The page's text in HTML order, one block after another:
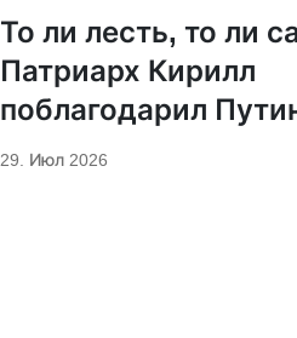
То ли лесть, то ли
Патриарх Кирилл
поблагодарил
защиту
29. Июл 2026